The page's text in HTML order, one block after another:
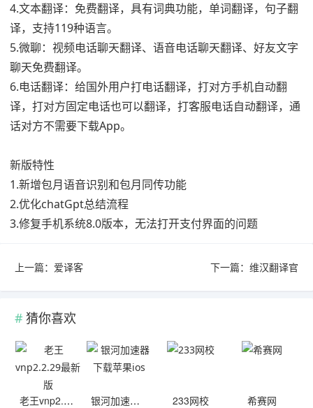
4.文本翻译：免费翻译，具有词典功能，单词翻译，句子翻
译，支持119种语言。
5.微聊：视频电话聊天翻译、语音电话聊天翻译、好友文字
聊天免费翻译。
6.电话翻译：给国外用户打电话翻译，打对方手机自动翻
译，打对方固定电话也可以翻译，打客服电话自动翻译，通
话对方不需要下载App。
新版特性
1.新增包月语音识别和包月同传功能
2.优化chatGpt总结流程
3.修复手机系统8.0版本，无法打开支付界面的问题
上一篇： 爱译客 下一篇： 维汉翻译官
猜你喜欢
老王vnp2.2.29最新版 银河加速器下载苹果ios 233网校 希赛网